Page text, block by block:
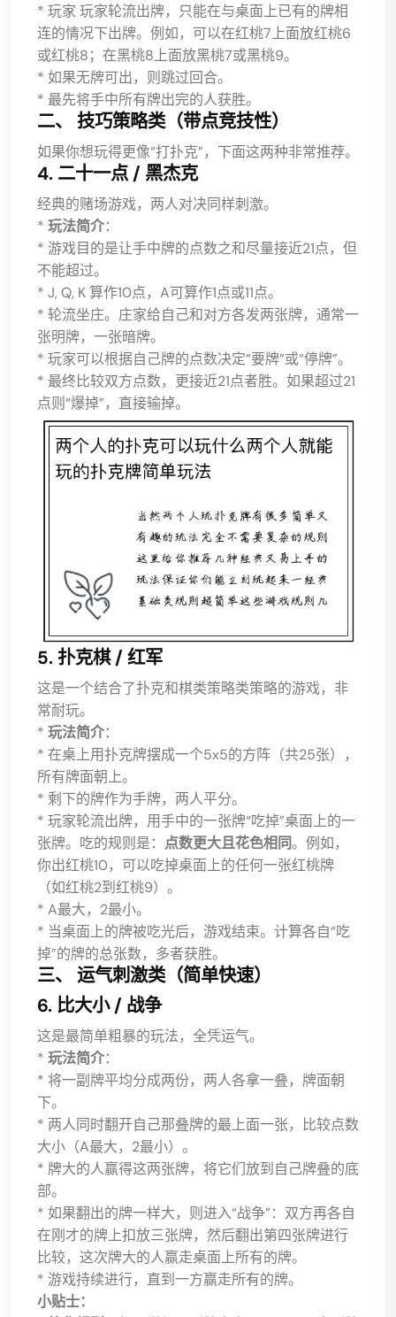
* 玩家 玩家轮流出牌，只能在与桌面上已有的牌相
连的情况下出牌。例如，可以在红桃7上面放红桃6
或红桃8；在黑桃8上面放黑桃7或黑桃9。
* 如果无牌可出，则跳过回合。
* 最先将手中所有牌出完的人获胜。
二、 技巧策略类（带点竞技性）
如果你想玩得更像“打扑克”，下面这两种非常推荐。
4. 二十一点 / 黑杰克
经典的赌场游戏，两人对决同样刺激。
* 玩法简介：
* 游戏目的是让手中牌的点数之和尽量接近21点，但
不能超过。
* J, Q, K 算作10点，A可算作1点或11点。
* 轮流坐庄。庄家给自己和对方各发两张牌，通常一
张明牌，一张暗牌。
* 玩家可以根据自己牌的点数决定“要牌”或“停牌”。
* 最终比较双方点数，更接近21点者胜。如果超过21
点则“爆掉”，直接输掉。
5. 扑克棋 / 红军
这是一个结合了扑克和棋类策略类策略的游戏，非
常耐玩。
* 玩法简介：
* 在桌上用扑克牌摆成一个5x5的方阵（共25张），
所有牌面朝上。
* 剩下的牌作为手牌，两人平分。
* 玩家轮流出牌，用手中的一张牌“吃掉”桌面上的一
张牌。吃的规则是： 点数更大且花色相同。例如，
你出红桃10，可以吃掉桌面上的任何一张红桃牌
（如红桃2到红桃9）。
* A最大，2最小。
* 当桌面上的牌被吃光后，游戏结束。计算各自“吃
掉”的牌的总张数，多者获胜。
三、 运气刺激类（简单快速）
6. 比大小 / 战争
这是最简单粗暴的玩法，全凭运气。
* 玩法简介：
* 将一副牌平均分成两份，两人各拿一叠，牌面朝
下。
* 两人同时翻开自己那叠牌的最上面一张，比较点数
大小（A最大，2最小）。
* 牌大的人赢得这两张牌，将它们放到自己牌叠的底
部。
* 如果翻出的牌一样大，则进入“战争”：双方再各自
在刚才的牌上扣放三张牌，然后翻出第四张牌进行
比较，这次牌大的人赢走桌面上所有的牌。
* 游戏持续进行，直到一方赢走所有的牌。
小贴士：